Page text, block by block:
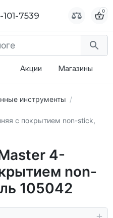
7539 0
Акции Магазины
инструменты
с покрытием non-stick,
4-
non-
105042
7539 0